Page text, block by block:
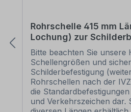
Rohrschelle 415 mm
Lochung) zur
Bitte beachten Sie unsere
Schellengrößen und
Schilderbefestigung
Rohrschellen nach der
die
und Verkehrszeichen dar.